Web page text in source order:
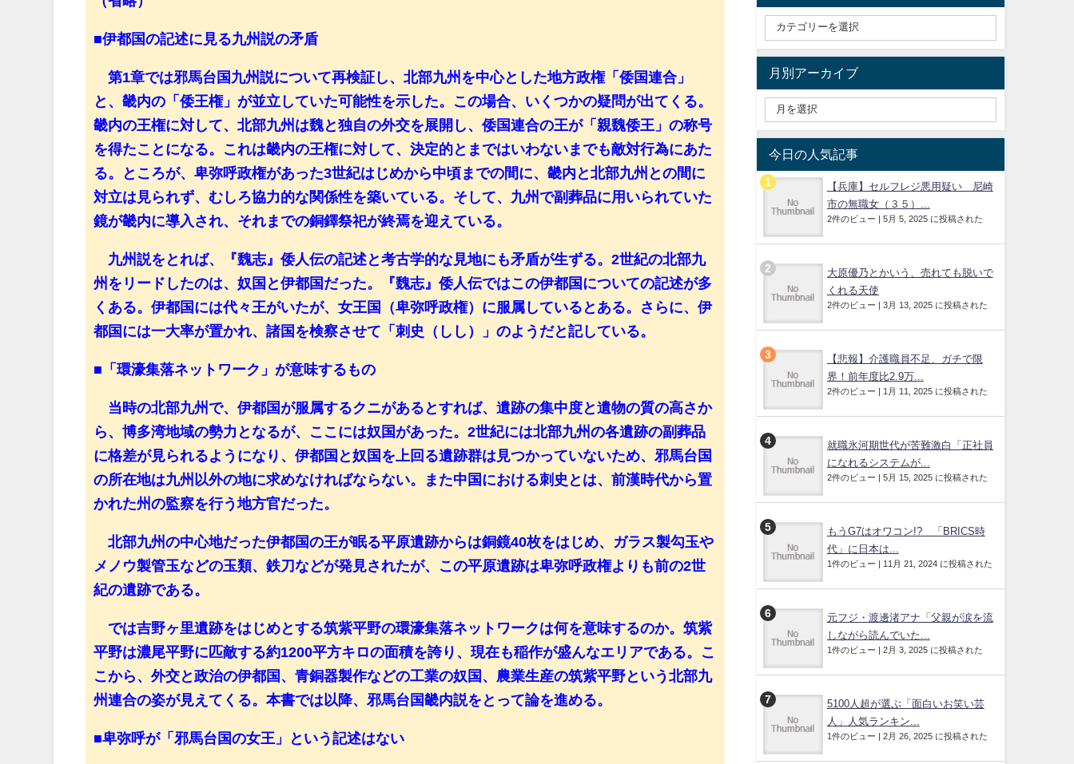
■伊都国の記述に見る九州説の矛盾
第1章では邪馬台国九州説について再検証し、北部九州を中心とした地方政権「倭国連合」
と、畿内の「倭王権」が並立していた可能性を示した。この場合、いくつかの疑問が出てくる。
畿内の王権に対して、北部九州は魏と独自の外交を展開し、倭国連合の王が「親魏倭王」の称号
を得たことになる。これは畿内の王権に対して、決定的とまではいわないまでも敵対行為にあた
る。ところが、卑弥呼政権があった3世紀はじめから中頃までの間に、畿内と北部九州との間に
対立は見られず、むしろ協力的な関係性を築いている。そして、九州で副葬品に用いられていた
鏡が畿内に導入され、それまでの銅鐸祭祀が終焉を迎えている。
九州説をとれば、『魏志』倭人伝の記述と考古学的な見地にも矛盾が生ずる。2世紀の北部九
州をリードしたのは、奴国と伊都国だった。『魏志』倭人伝ではこの伊都国についての記述が多
くある。伊都国には代々王がいたが、女王国（卑弥呼政権）に服属しているとある。さらに、伊
都国には一大率が置かれ、諸国を検察させて「刺史（しし）」のようだと記している。
■「環濠集落ネットワーク」が意味するもの
当時の北部九州で、伊都国が服属するクニがあるとすれば、遺跡の集中度と遺物の質の高さか
ら、博多湾地域の勢力となるが、ここには奴国があった。2世紀には北部九州の各遺跡の副葬品
に格差が見られるようになり、伊都国と奴国を上回る遺跡群は見つかっていないため、邪馬台国
の所在地は九州以外の地に求めなければならない。また中国における刺史とは、前漢時代から置
かれた州の監察を行う地方官だった。
北部九州の中心地だった伊都国の王が眠る平原遺跡からは銅鏡40枚をはじめ、ガラス製勾玉や
メノウ製管玉などの玉類、鉄刀などが発見されたが、この平原遺跡は卑弥呼政権よりも前の2世
紀の遺跡である。
では吉野ヶ里遺跡をはじめとする筑紫平野の環濠集落ネットワークは何を意味するのか。筑紫
平野は濃尾平野に匹敵する約1200平方キロの面積を誇り、現在も稲作が盛んなエリアである。こ
こから、外交と政治の伊都国、青銅器製作などの工業の奴国、農業生産の筑紫平野という北部九
州連合の姿が見えてくる。本書では以降、邪馬台国畿内説をとって論を進める。
■卑弥呼が「邪馬台国の女王」という記述はない
月別アーカイブ
今日の人気記事
【兵庫】セルフレジ悪用疑い 尼崎
市の無職女（３５）...
2件のビュー 5月 5, 2025 に投稿された
大原優乃とかいう、売れても脱いで
くれる天使
2件のビュー 3月 13, 2025 に投稿された
【悲報】介護職員不足、ガチで限
界！前年度比2.9万...
2件のビュー 1月 11, 2025 に投稿された
就職氷河期世代が苦難激白「正社員
になれるシステムが...
2件のビュー 5月 15, 2025 に投稿された
もうG7はオワコン!? 「BRICS時
代」に日本は...
1件のビュー 11月 21, 2024 に投稿された
元フジ・渡邊渚アナ「父親が涙を流
しながら読んでいた...
1件のビュー 2月 3, 2025 に投稿された
5100人超が選ぶ「面白いお笑い芸
人」人気ランキン...
1件のビュー 2月 26, 2025 に投稿された